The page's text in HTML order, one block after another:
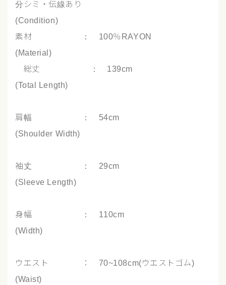
分シミ・伝線あり
(Condition)
素材 ： 100％RAYON
(Material)
総丈 ： 139cm
(Total Length)
肩幅 ： 54cm
(Shoulder Width)
袖丈 ： 29cm
(Sleeve Length)
身幅 ： 110cm
(Width)
ウエスト ： 70~108cm(ウエストゴム)
(Waist)